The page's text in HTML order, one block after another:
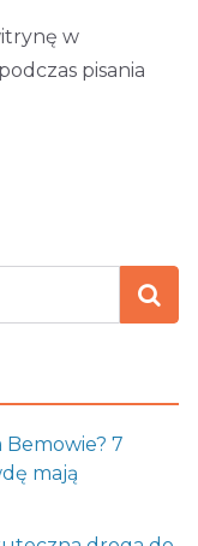
w
pisania
7
mają